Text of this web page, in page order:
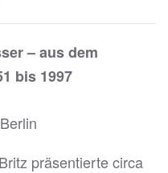
– aus dem
bis 1997
präsentierte circa